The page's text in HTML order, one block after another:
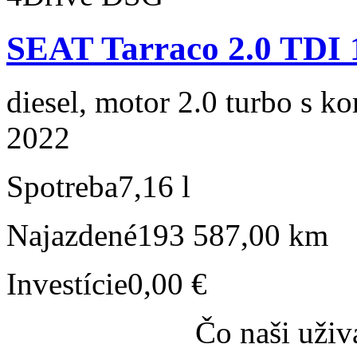
SEAT Tarraco 2.0 TDI
diesel, motor 2.0 turbo s
2022
Spotreba7,16 l
Najazdené193 587,00 km
Investície0,00 €
Čo naši